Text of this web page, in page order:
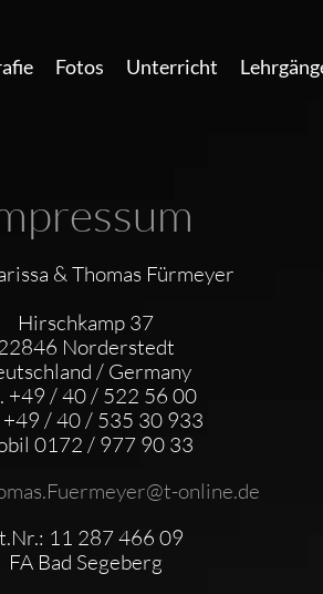
Fotos Unterricht
& Thomas Fürmeyer
Hirschkamp 37
Norderstedt
/ Germany
+49 / 40 / 522 56 00
+49 / 40 / 535 30 933
0172 / 977 90 33
online.de
11 287 466 09
FA Bad Segeberg